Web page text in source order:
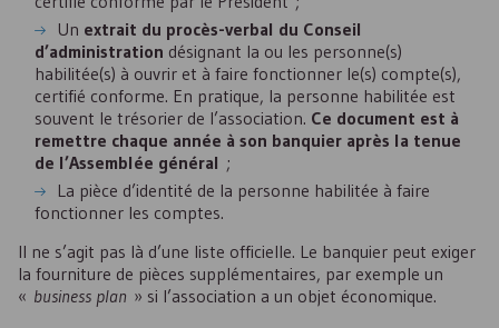
Un extrait du procès-verbal du Conseil
d’administration désignant la ou les personne(s)
habilitée(s) à ouvrir et à faire fonctionner le(s) compte(s),
certifié conforme. En pratique, la personne habilitée est
souvent le trésorier de l’association. Ce document est à
remettre chaque année à son banquier après la tenue
de l’Assemblée général ;
La pièce d’identité de la personne habilitée à faire
fonctionner les comptes.
Il ne s’agit pas là d’une liste officielle. Le banquier peut exiger
la fourniture de pièces supplémentaires, par exemple un
« business plan » si l’association a un objet économique.